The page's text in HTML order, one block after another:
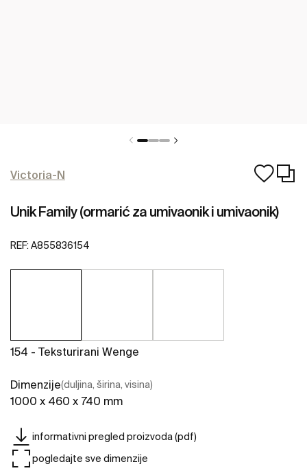
Victoria-N
Unik Family (ormarić za umivaonik i umivaonik)
REF: A855836154
154 - Teksturirani Wenge
Dimenzije(duljina, širina, visina)
1000 x 460 x 740 mm
informativni pregled proizvoda (pdf)
pogledajte sve dimenzije